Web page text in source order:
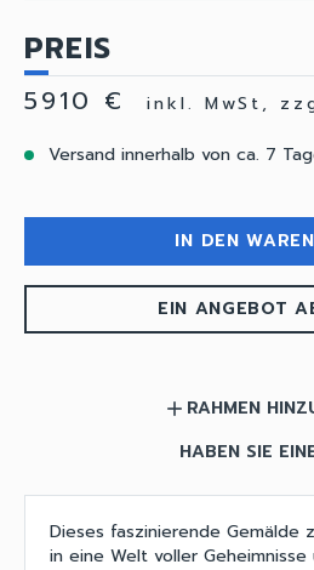
PREIS
5910 €
inkl. MwSt,
Versand innerhalb von ca. 7
IN DEN
EIN ANGEBOT
add RAHMEN
HABEN SIE
Dieses faszinierende Gemälde
in eine Welt voller